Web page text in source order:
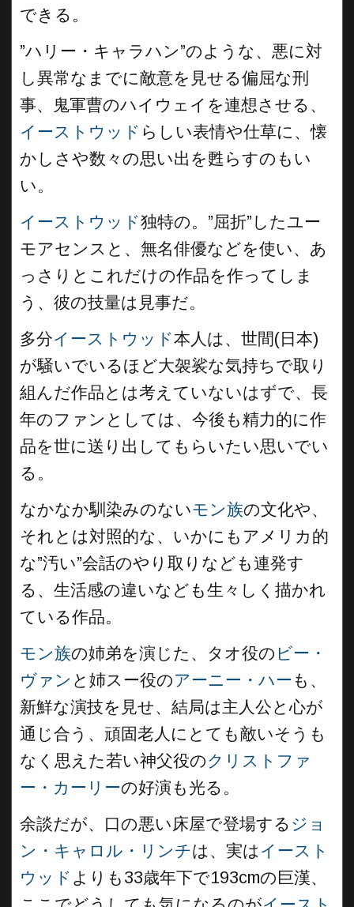
できる。
”ハリー・キャラハン”のような、悪に対
し異常なまでに敵意を見せる偏屈な刑
事、鬼軍曹のハイウェイを連想させる、
イーストウッド らしい表情や仕草に、懐
かしさや数々の思い出を甦らすのもい
い。
イーストウッド独特の。”屈折”したユー
モアセンスと、無名俳優などを使い、あ
っさりとこれだけの作品を作ってしま
う、彼の技量は見事だ。
多分イーストウッド本人は、世間(日本)
が騒いでいるほど大袈裟な気持ちで取り
組んだ作品とは考えていないはずで、長
年のファンとしては、今後も精力的に作
品を世に送り出してもらいたい思いでい
る。
なかなか馴染みのないモン族の文化や、
それとは対照的な、いかにもアメリカ的
な”汚い”会話のやり取りなども連発す
る、生活感の違いなども生々しく描かれ
ている作品。
モン族の姉弟を演じた、タオ役の ビー・
ヴァン と姉スー役のアーニー・ハー も、
新鮮な演技を見せ、結局は主人公と心が
通じ合う、頑固老人にとても敵いそうも
なく思えた若い神父役のクリストファ
ー・カーリーの好演も光る。
余談だが、口の悪い床屋で登場する ジョ
ン・キャロル・リンチは、実はイースト
ウッド よりも33歳年下で193cmの巨漢、